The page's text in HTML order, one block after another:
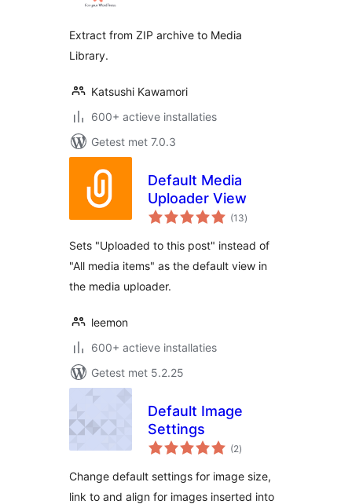
Extract from ZIP archive to Media
Library.
Katsushi Kawamori
600+ actieve installaties
Getest met 7.0.3
Default Media
Uploader View
(13totaal
waarderingen
)
Sets "Uploaded to this post" instead of
"All media items" as the default view in
the media uploader.
leemon
600+ actieve installaties
Getest met 5.2.25
Default Image
Settings
(2totaal
waarderingen
)
Change default settings for image size,
link to and align for images inserted into